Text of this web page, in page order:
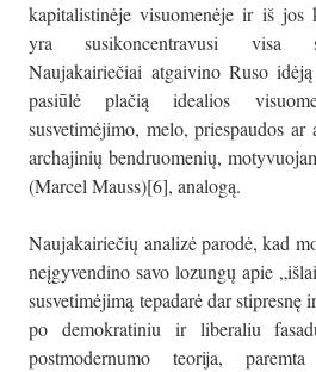
kapitalistinėje visuomenėje ir iš jos
yra susikoncentravusi visa
Naujakairiečiai atgaivino Ruso
pasiūlė plačią idealios
susvetimėjimo, melo, priespaudos ar
archajinių bendruomenių,
(Marcel Mauss)[6], analogą.
Naujakairiečių analizė parodė, kad
neįgyvendino savo lozungų apie
susvetimėjimą tepadarė dar stipresnę
po demokratiniu ir liberaliu
postmodernumo teorija,